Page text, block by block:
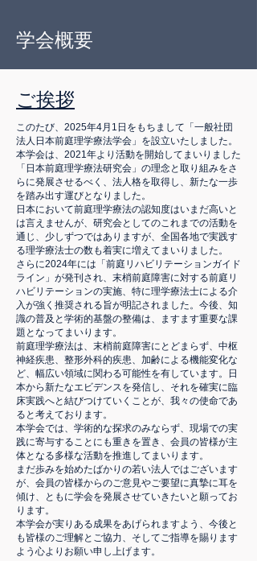
学会概要
ご挨拶
このたび、2025年4月1日をもちまして「一般社団
法人日本前庭理学療法学会」を設立いたしました。
本学会は、2021年より活動を開始してまいりました
「日本前庭理学療法研究会」の理念と取り組みをさ
らに発展させるべく、法人格を取得し、新たな一歩
を踏み出す運びとなりました。
日本において前庭理学療法の認知度はいまだ高いと
は言えませんが、研究会としてのこれまでの活動を
通じ、少しずつではありますが、全国各地で実践す
る理学療法士の数も着実に増えてまいりました。
さらに2024年には「前庭リハビリテーションガイド
ライン」が発刊され、末梢前庭障害に対する前庭リ
ハビリテーションの実施、特に理学療法士による介
入が強く推奨される旨が明記されました。今後、知
識の普及と学術的基盤の整備は、ますます重要な課
題となってまいります。
前庭理学療法は、末梢前庭障害にとどまらず、中枢
神経疾患、整形外科的疾患、加齢による機能変化な
ど、幅広い領域に関わる可能性を有しています。日
本から新たなエビデンスを発信し、それを確実に臨
床実践へと結びつけていくことが、我々の使命であ
ると考えております。
本学会では、学術的な探求のみならず、現場での実
践に寄与することにも重きを置き、会員の皆様が主
体となる多様な活動を推進してまいります。
まだ歩みを始めたばかりの若い法人ではございます
が、会員の皆様からのご意見やご要望に真摯に耳を
傾け、ともに学会を発展させていきたいと願ってお
ります。
本学会が実りある成果をあげられますよう、今後と
も皆様のご理解とご協力、そしてご指導を賜ります
よう心よりお願い申し上げます。